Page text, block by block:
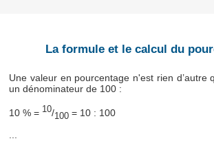
La formule et le calcul du
Une valeur en pourcentage n'est rien d’autre
un dénominateur de 100 :
10 % = 10/100 = 10 : 100
...